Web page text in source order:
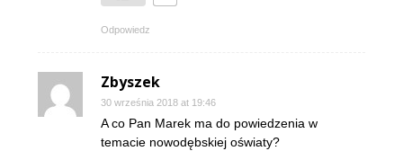
Odpowiedz
Zbyszek
30 września 2018 at 19:46
A co Pan Marek ma do powiedzenia w
temacie nowodębskiej oświaty?